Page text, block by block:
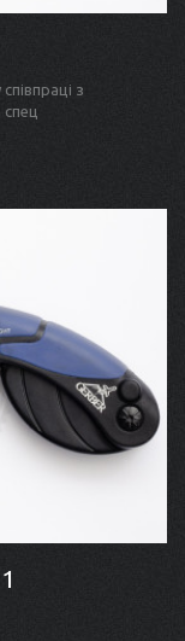
з